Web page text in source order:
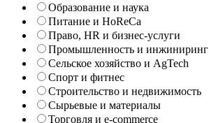
Образование и наука
Питание и HoReCa
Право, HR и бизнес-услуги
Промышленность и инжиниринг
Сельское хозяйство и AgTech
Спорт и фитнес
Строительство и недвижимость
Сырьевые и материалы
Торговля и e-commerce